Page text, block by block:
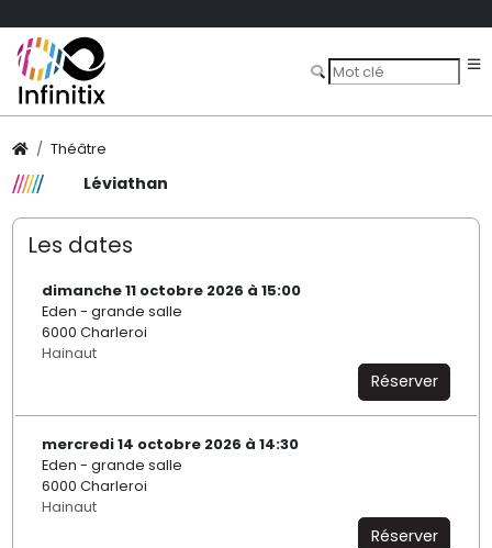
Théâtre
Léviathan
Les dates
dimanche 11 octobre 2026 à 15:00
Eden - grande salle
6000 Charleroi
Hainaut
Réserver
mercredi 14 octobre 2026 à 14:30
Eden - grande salle
6000 Charleroi
Hainaut
Réserver